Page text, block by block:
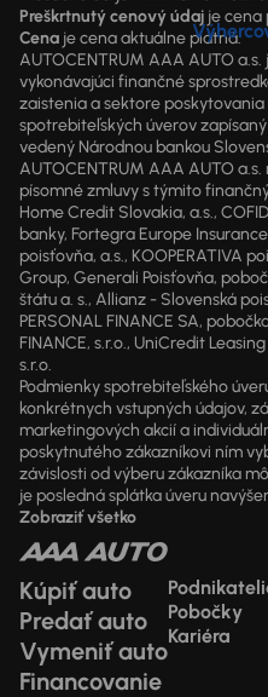
Preškrtnutý cenový údaj je cena
Cena je cena aktuálne platná.
AUTOCENTRUM AAA AUTO
vykonávajúci finančné
zaistenia a sektore
spotrebiteľských úverov
vedený Národnou bankou
AUTOCENTRUM AAA AUTO
písomné zmluvy s týmito
Home Credit Slovakia, a.s.,
banky, Fortegra Europe
poisťovňa, a.s., KOOPERATIVA
Group, Generali Poisťovňa,
štátu a. s., Allianz - Slovenská
PERSONAL FINANCE SA,
FINANCE, s.r.o., UniCredit
s.r.o.
Podmienky spotrebiteľského
konkrétnych vstupných údajov,
marketingových akcií a
poskytnutého zákazníkovi ním
závislosti od výberu zákazníka
je posledná splátka úveru
Zobraziť všetko
Kúpiť auto
Predať auto
Vymeniť auto
Financovanie
Pobočky
Kariéra